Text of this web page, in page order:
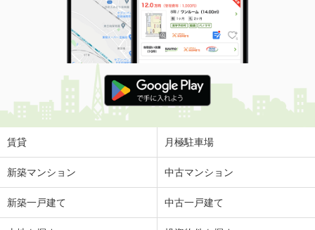
賃貸 月極駐車場
新築マンション 中古マンション
新築一戸建て 中古一戸建て